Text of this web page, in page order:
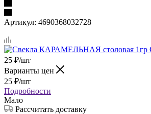
Артикул: 4690368032728
25 ₽/шт
Варианты цен
25 ₽/шт
Подробности
Мало
Рассчитать доставку